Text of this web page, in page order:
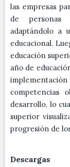
las empresas
de personas
adaptándolo a
educacional.
educación
año de
competencias
desarrollo, lo
superior
progresión de
Descargas